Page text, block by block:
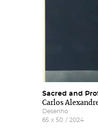
Sacred and
Carlos
Desenho
65 x 50 / 2024